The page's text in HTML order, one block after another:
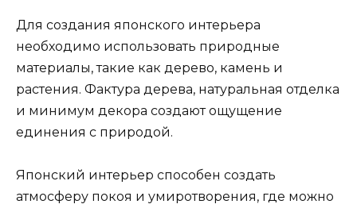
Для создания японского интерьера
необходимо использовать природные
материалы, такие как дерево, камень и
растения. Фактура дерева, натуральная отделка
и минимум декора создают ощущение
единения с природой.
Японский интерьер способен создать
атмосферу покоя и умиротворения, где можно